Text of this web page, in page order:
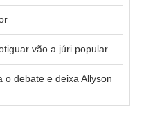
vão a júri popular
debate e deixa Allyson